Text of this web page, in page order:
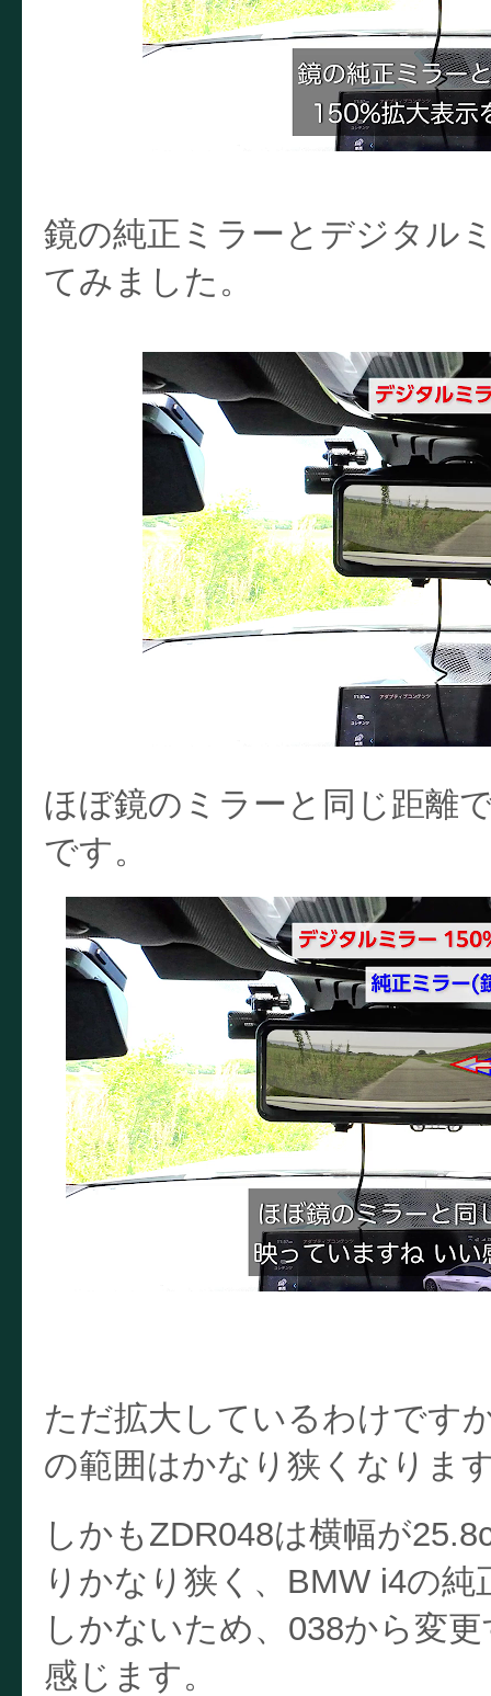
鏡の純正ミラーとデジタル
てみました。
ほぼ鏡のミラーと同じ距離
です。
ただ拡大しているわけです
の範囲はかなり狭くなりま
しかもZDR048は横幅が
りかなり狭く、BMW i4の
しかないため、038から変
感じます。